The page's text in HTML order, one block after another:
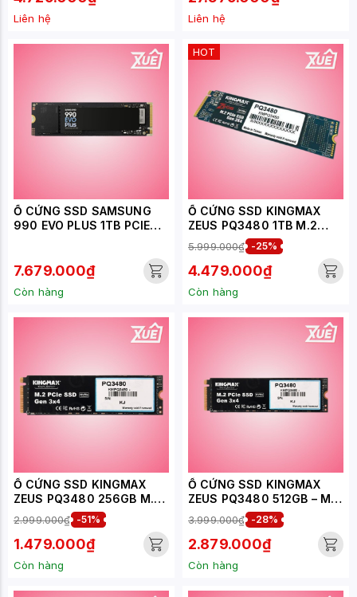
Liên hệ Liên hệ
Ổ CỨNG SSD SAMSUNG
990 EVO PLUS 1TB PCIE
6300MB/S) - (MZ-
7.679.000₫
Còn hàng
HOT
Ổ CỨNG SSD KINGMAX
ZEUS PQ3480 1TB M.2
2280 PCIE NVME GEN 3X4
(ĐỌC 1950MB/S - GHI
1800MB/S) -
(KMAXPQ34801TB)
5.999.000₫ -25%
4.479.000₫
Còn hàng
Ổ CỨNG SSD KINGMAX
ZEUS PQ3480 256GB M.2
NVME 2280 PCIE GEN 3X4
(ĐỌC 1950MB/S - GHI
1200MB/S) -
(KMAXPQ3480256G)
2.999.000₫ -51%
1.479.000₫
Còn hàng
Ổ CỨNG SSD KINGMAX
ZEUS PQ3480 512GB – M.2
2280 PCIE GEN3 X4 (ĐỌC
2500MB/S - GHI
2100MB/S) -
(KMAXPQ3480512G)
3.999.000₫ -28%
2.879.000₫
Còn hàng